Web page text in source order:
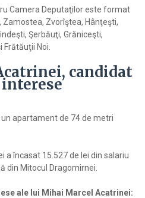
Camera Deputaţilor este format
Zvorîştea, Hânţeşti,
Şerbăuţi, Grăniceşti,
Frătăuţii Noi.
candidat
apartament de 74 de metri
a încasat 15.527 de lei din salariu
din Mitocul Dragomirnei.
ale lui Mihai Marcel Acatrinei: